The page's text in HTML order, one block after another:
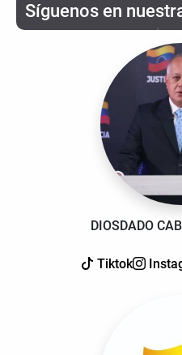
Síguenos en
DIOSDADO
Tiktok